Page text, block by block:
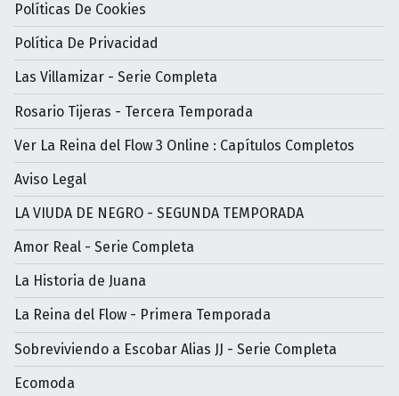
Políticas De Cookies
Política De Privacidad
Las Villamizar - Serie Completa
Rosario Tijeras - Tercera Temporada
Ver La Reina del Flow 3 Online : Capítulos Completos
Aviso Legal
LA VIUDA DE NEGRO - SEGUNDA TEMPORADA
Amor Real - Serie Completa
La Historia de Juana
La Reina del Flow - Primera Temporada
Sobreviviendo a Escobar Alias JJ - Serie Completa
Ecomoda